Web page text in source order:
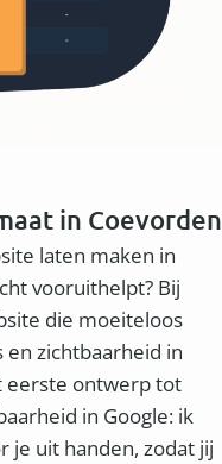
in Coevorden
laten maken in
vooruithelpt? Bij
die moeiteloos
zichtbaarheid in
eerste ontwerp tot
in Google: ik
je uit handen, zodat jij